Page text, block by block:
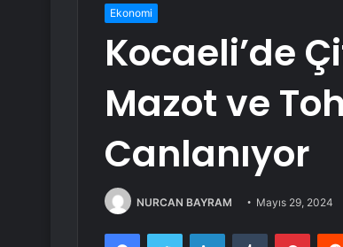
Ekonomi
Kocaeli’de
Mazot ve
Canlanıyor
NURCAN BAYRAM Mayıs 29, 2024
FacebookTwitter LinkedInTumblr